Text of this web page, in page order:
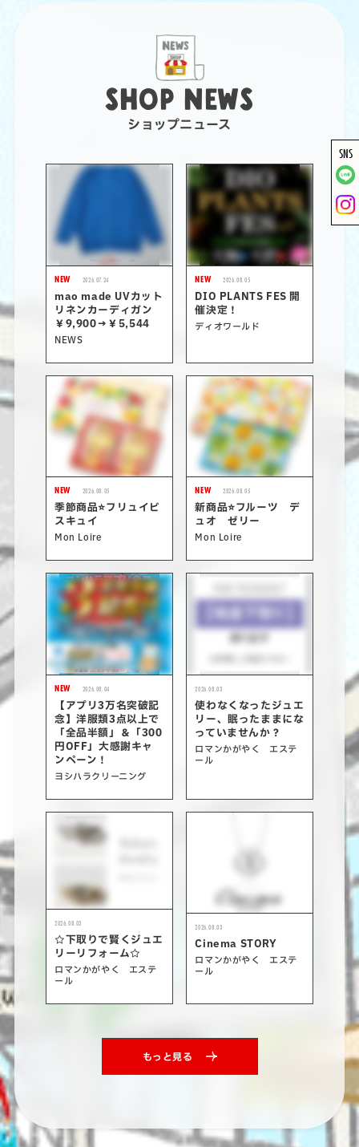
SHOP NEWS
ショップニュース
NEW 2026.07.24
mao made UVカット
リネンカーディガン
￥9,900→￥5,544
NEWS
NEW 2026.08.05
DIO PLANTS FES 開
催決定！
ディオワールド
NEW 2026.08.05
季節商品⭐フリュイビ
スキュイ
Mon Loire
NEW 2026.08.05
新商品⭐フルーツ デ
ュオ ゼリー
Mon Loire
NEW 2026.08.04
【アプリ3万名突破記
念】洋服類3点以上で
「全品半額」＆「300
円OFF」大感謝キャ
ンペーン！
ヨシハラクリーニング
2026.08.03
使わなくなったジュエ
リー、眠ったままにな
っていませんか？
ロマンかがやく エステ
ール
2026.08.03
☆下取りで賢くジュエ
リーリフォーム☆
ロマンかがやく エステ
ール
2026.08.03
Cinema STORY
ロマンかがやく エステ
ール
もっと見る
SNS